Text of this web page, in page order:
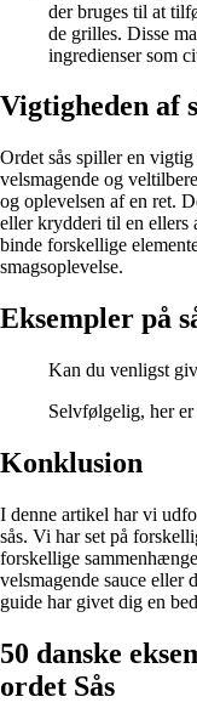
der bruges til at
de grilles. Disse
ingredienser som
Vigtigheden af
Ordet sås spiller en
velsmagende og
og oplevelsen af en ret.
eller krydderi til en ellers
binde forskellige
smagsoplevelse.
Eksempler på
Kan du venligst
Selvfølgelig, her
Konklusion
I denne artikel har vi
sås. Vi har set på
forskellige
velsmagende sauce eller
guide har givet dig en
50 danske
ordet Sås